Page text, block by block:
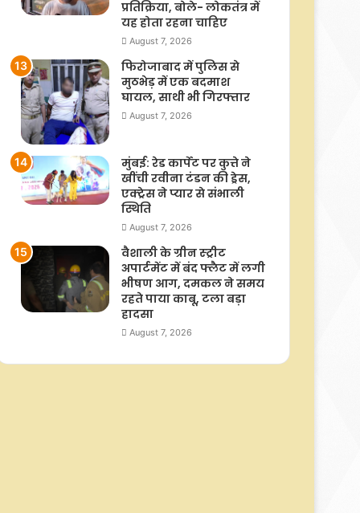
प्रतिक्रिया, बोले- लोकतंत्र में
यह होता रहना चाहिए
August 7, 2026
फिरोजाबाद में पुलिस से
मुठभेड़ में एक बदमाश
घायल, साथी भी गिरफ्तार
August 7, 2026
मुंबई: रेड कार्पेट पर कुत्ते ने
खींची रवीना टंडन की ड्रेस,
एक्ट्रेस ने प्यार से संभाली
स्थिति
August 7, 2026
वैशाली के ग्रीन स्ट्रीट
अपार्टमेंट में बंद फ्लैट में लगी
भीषण आग, दमकल ने समय
रहते पाया काबू, टला बड़ा
हादसा
August 7, 2026